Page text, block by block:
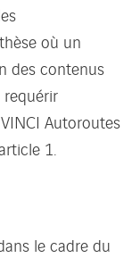
où un
des contenus
requérir
Autoroutes
1.
le cadre du